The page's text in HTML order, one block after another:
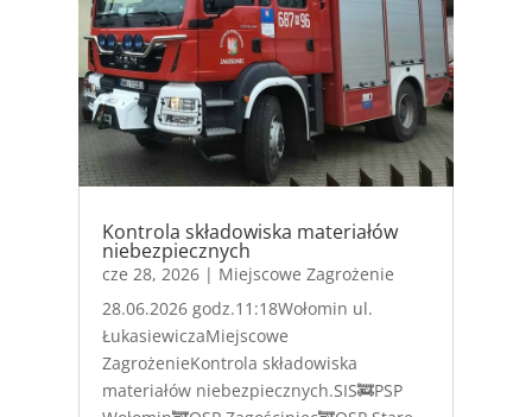
Kontrola składowiska materiałów
niebezpiecznych
cze 28, 2026 | Miejscowe Zagrożenie
28.06.2026 godz.11:18Wołomin ul.
ŁukasiewiczaMiejscowe
ZagrożenieKontrola składowiska
materiałów niebezpiecznych.SIS🚒PSP